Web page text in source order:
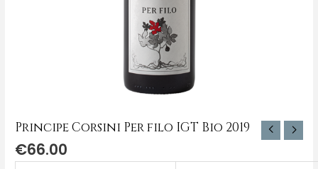
Principe Corsini Per filo IGT Bio 2019
€66.00